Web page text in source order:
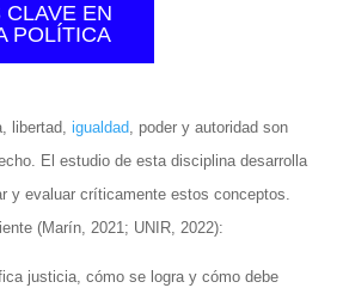
CLAVE EN
POLÍTICA
libertad, igualdad, poder y autoridad son
El estudio de esta disciplina desarrolla
y evaluar críticamente estos conceptos.
(Marín, 2021; UNIR, 2022):
justicia, cómo se logra y cómo debe